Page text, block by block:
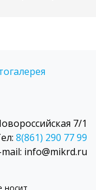
7/1
8(861) 290 77 99
info@mikrd.ru